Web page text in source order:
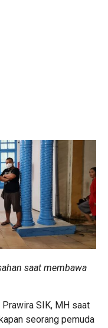
saat membawa
SIK, MH saat
seorang pemuda